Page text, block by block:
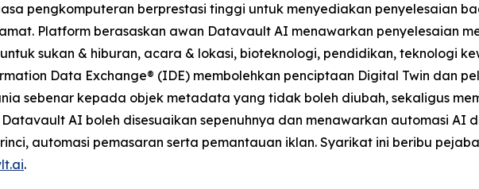
pengkomputeran berprestasi tinggi untuk menyediakan penyelesaian
Platform berasaskan awan Datavault AI menawarkan penyelesaian
sukan & hiburan, acara & lokasi, bioteknologi, pendidikan, teknologi
Data Exchange® (IDE) membolehkan penciptaan Digital Twin dan
sebenar kepada objek metadata yang tidak boleh diubah, sekaligus
AI boleh disesuaikan sepenuhnya dan menawarkan automasi AI
automasi pemasaran serta pemantauan iklan. Syarikat ini beribu
.